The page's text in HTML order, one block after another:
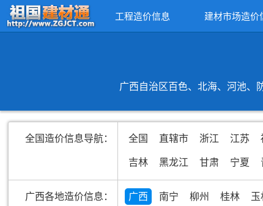
工程造价信息 建材市场造价
广西自治区百色、北海、河池、
全国造价信息导航： 全国 直辖市 浙江 江苏
吉林 黑龙江 甘肃 宁夏
广西各地造价信息： 广西 南宁 柳州 桂林 玉